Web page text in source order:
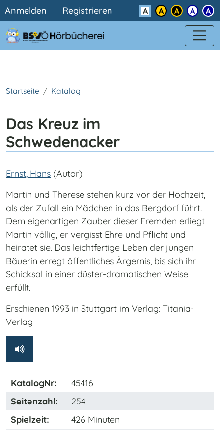
Direkt zum Inhalt
Benutzermenü
Anmelden Registrieren Kontrast
Startseite Katalog
Das Kreuz im
Schwedenacker
Ernst, Hans (Autor)
Martin und Therese stehen kurz vor der Hochzeit,
als der Zufall ein Mädchen in das Bergdorf führt.
Dem eigenartigen Zauber dieser Fremden erliegt
Martin völlig, er vergisst Ehre und Pflicht und
heiratet sie. Das leichtfertige Leben der jungen
Bäuerin erregt öffentliches Ärgernis, bis sich ihr
Schicksal in einer düster-dramatischen Weise
erfüllt.
Erschienen 1993 in Stuttgart im Verlag: Titania-
Verlag
KatalogNr:
45416
Seitenzahl:
254
Spielzeit:
426 Minuten